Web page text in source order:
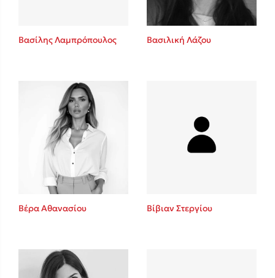
Δανάη Δεληγεώργη
Mel Robbins
Η μέθοδος Αφήστε τους
Βασίλης Λαμπρόπουλος Βασιλική Λάζου
Βέρα Αθανασίου Βίβιαν Στεργίου